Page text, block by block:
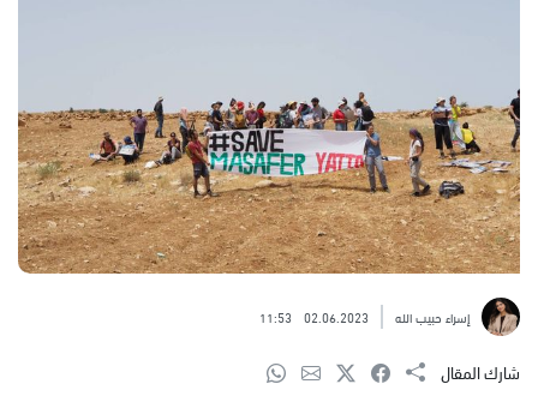
إسراء حبيب الله 02.06.2023
11:53
شارك المقال